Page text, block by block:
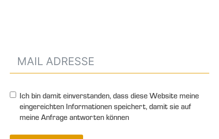
Ich bin damit einverstanden, dass diese Website meine
eingereichten Informationen speichert, damit sie auf
meine Anfrage antworten können